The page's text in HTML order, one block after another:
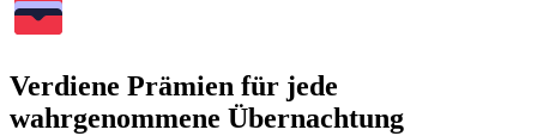
Verdiene Prämien für jede
wahrgenommene Übernachtung